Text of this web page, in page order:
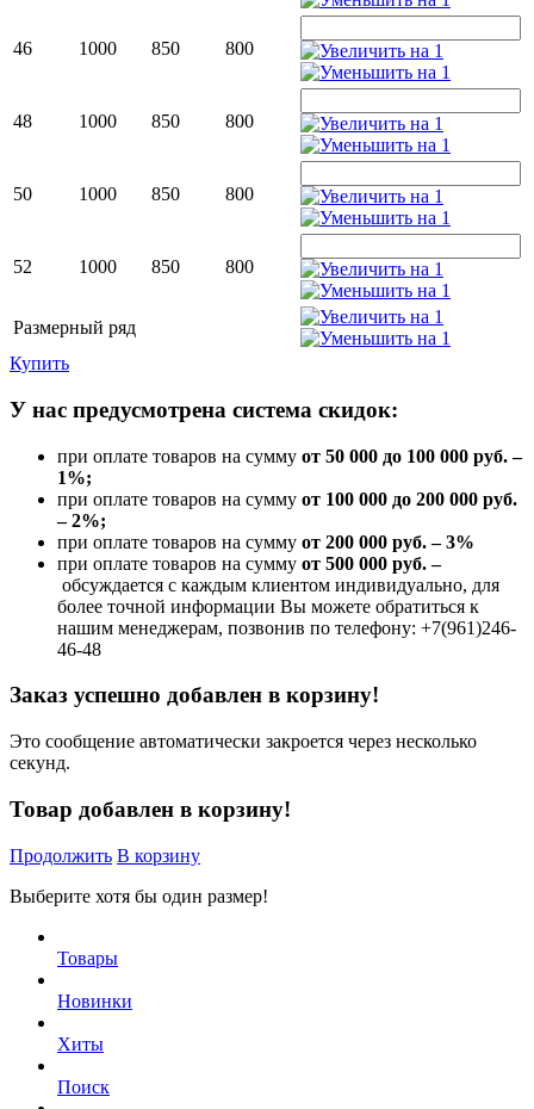
46 1000 850 800
48 1000 850 800
50 1000 850 800
52 1000 850 800
Размерный ряд
Купить
У нас предусмотрена система скидок:
при оплате товаров на сумму от 50 000 до 100 000 руб. –
1%;
при оплате товаров на сумму от 100 000 до 200 000 руб.
– 2%;
при оплате товаров на сумму от 200 000 руб. – 3%
при оплате товаров на сумму от 500 000 руб. –
обсуждается с каждым клиентом индивидуально, для
более точной информации Вы можете обратиться к
нашим менеджерам, позвонив по телефону: +7(961)246-
46-48
Заказ успешно добавлен в корзину!
Это сообщение автоматически закроется через несколько
секунд.
Товар добавлен в корзину!
Продолжить В корзину
Выберите хотя бы один размер!
Товары
Новинки
Хиты
Поиск